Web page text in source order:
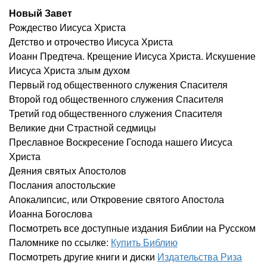
Новый Завет
Рождество Иисуса Христа
Детство и отрочество Иисуса Христа
Иоанн Предтеча. Крещение Иисуса Христа. Искушение
Иисуса Христа злым духом
Первый год общественного служения Спасителя
Второй год общественного служения Спасителя
Третий год общественного служения Спасителя
Великие дни Страстной седмицы
Преславное Воскресение Господа нашего Иисуса
Христа
Деяния святых Апостолов
Послания апостольские
Апокалипсис, или Откровение святого Апостола
Иоанна Богослова
Посмотреть все доступные издания Библии на Русском
Паломнике по ссылке: Купить Библию
Посмотреть другие книги и диски Издательства Риза